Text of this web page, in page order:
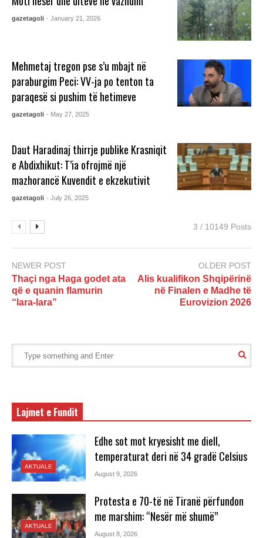
gazetagoli - January 21, 2026
Mehmetaj tregon pse s’u mbajt në
paraburgim Peci: VV-ja po tenton ta
paraqesë si pushim të hetimeve
gazetagoli - May 27, 2025
Daut Haradinaj thirrje publike Krasniqit
e Abdixhikut: T’ia ofrojmë një
mazhorancë Kuvendit e ekzekutivit
gazetagoli - July 26, 2025
3 / 10149 Posts
NEWER POST
Thaçi nga Haga godet ata
që e quanin flamurin
“lara-lara”
OLDER POST
Alis kualifikon Shqipërinë
në Finalen e Madhe të
Eurovizion 2026
Lajmet e Fundit
AKTUALE
Edhe sot mot kryesisht me diell,
temperaturat deri në 34 gradë Celsius
August 9, 2026
AKTUALE
Protesta e 70-të në Tiranë përfundon
me marshim: “Nesër më shumë”
August 8, 2026